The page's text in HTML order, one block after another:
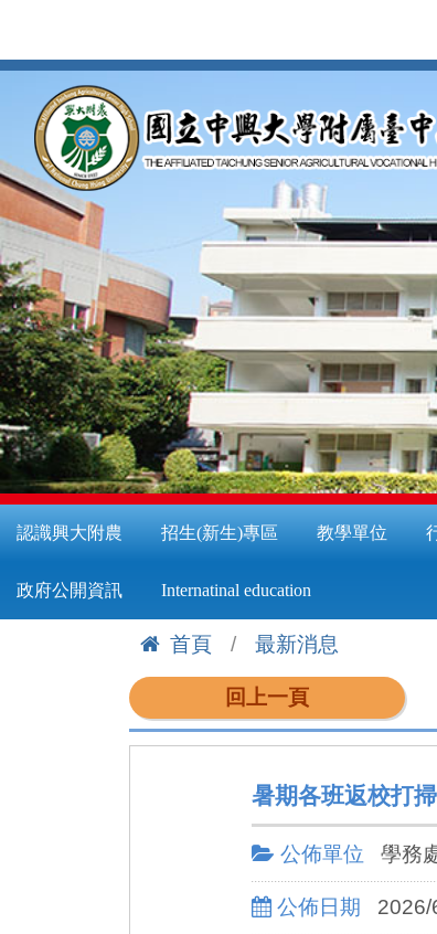
到
內
容
區
認識興大附農 招生(新生)專區 教學單位
政府公開資訊 Internatinal education
首頁
最新消息
回上一頁
暑期各班返校打
公佈單位 學務
公佈日期 2026/